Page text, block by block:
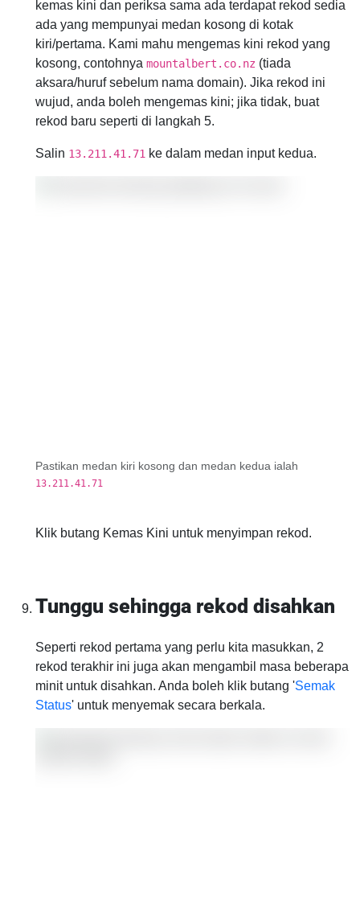
kemas kini dan periksa sama ada terdapat rekod sedia
ada yang mempunyai medan kosong di kotak
kiri/pertama. Kami mahu mengemas kini rekod yang
kosong, contohnya mountalbert.co.nz (tiada
aksara/huruf sebelum nama domain). Jika rekod ini
wujud, anda boleh mengemas kini; jika tidak, buat
rekod baru seperti di langkah 5.
Salin 13.211.41.71 ke dalam medan input kedua.
Pastikan medan kiri kosong dan medan kedua ialah
13.211.41.71
Klik butang Kemas Kini untuk menyimpan rekod.
Tunggu sehingga rekod disahkan
Seperti rekod pertama yang perlu kita masukkan, 2
rekod terakhir ini juga akan mengambil masa beberapa
minit untuk disahkan. Anda boleh klik butang 'Semak
Status' untuk menyemak secara berkala.